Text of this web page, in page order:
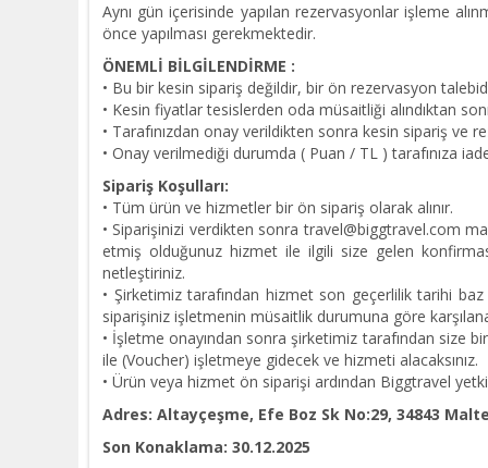
Aynı gün içerisinde yapılan rezervasyonlar işleme
önce yapılması gerekmektedir.
ÖNEMLİ BİLGİLENDİRME :
• Bu bir kesin sipariş değildir, bir ön rezervasyon
• Kesin fiyatlar tesislerden oda müsaitliği alındıktan
• Tarafınızdan onay verildikten sonra kesin sipariş ve
• Onay verilmediği durumda ( Puan / TL ) tarafınıza
Sipariş Koşulları:
• Tüm ürün ve hizmetler bir ön sipariş olarak alınır.
• Siparişinizi verdikten sonra travel@biggtravel.com
etmiş olduğunuz hizmet ile ilgili size gelen
netleştiriniz.
• Şirketimiz tarafından hizmet son geçerlilik tarihi
siparişiniz işletmenin müsaitlik durumuna göre
• İşletme onayından sonra şirketimiz tarafından size
ile (Voucher) işletmeye gidecek ve hizmeti alacaksınız.
• Ürün veya hizmet ön siparişi ardından Biggtravel
Adres: Altayçeşme, Efe Boz Sk No:29, 34843
Son Konaklama: 30.12.2025